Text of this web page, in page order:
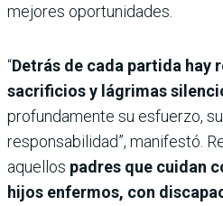
mejores oportunidades.
“Detrás de cada partida hay
sacrificios y lágrimas
profundamente su esfuerzo,
responsabilidad”, manifestó.
aquellos padres que cuidan
hijos enfermos, con